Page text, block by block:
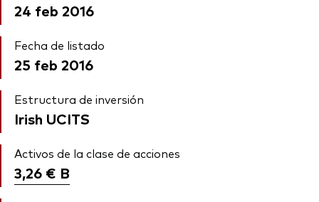
24 feb 2016
Fecha de listado
25 feb 2016
Estructura de inversión
Irish UCITS
Activos de la clase de acciones
3,26 € B